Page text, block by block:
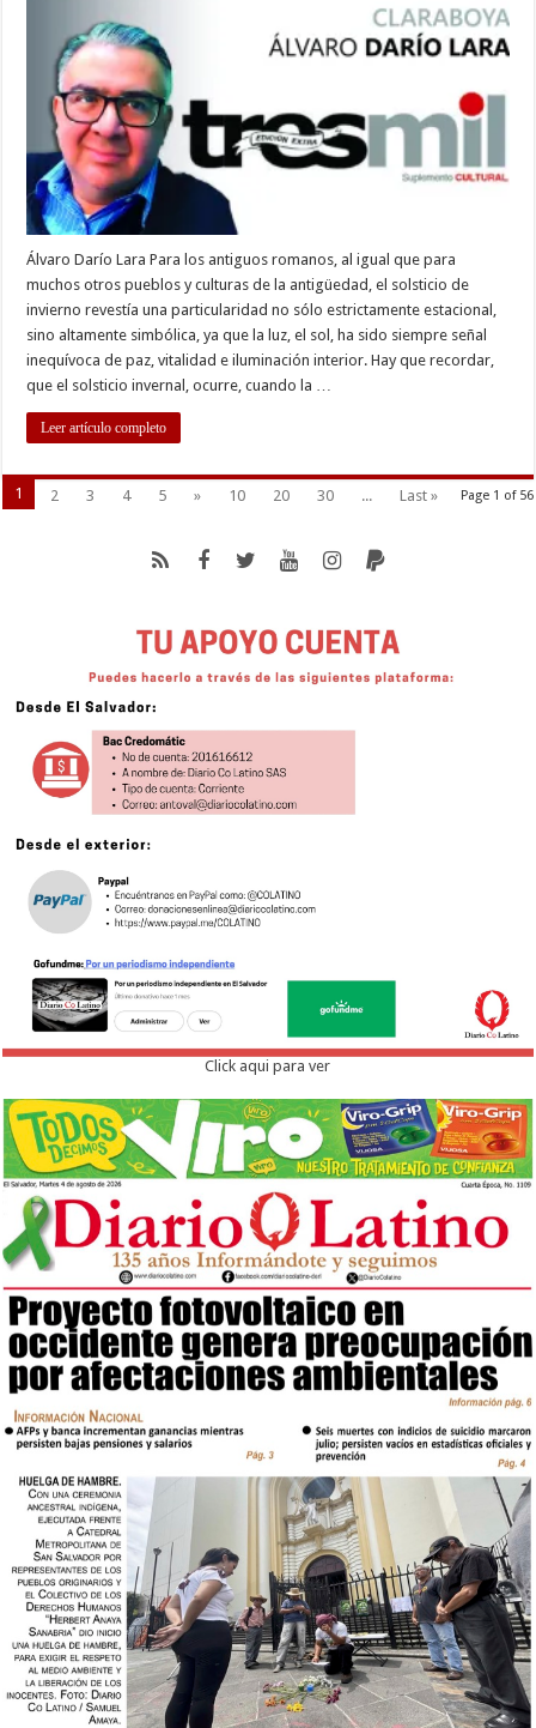
Álvaro Darío Lara Para los antiguos romanos, al igual que para
muchos otros pueblos y culturas de la antigüedad, el solsticio de
invierno revestía una particularidad no sólo estrictamente estacional,
sino altamente simbólica, ya que la luz, el sol, ha sido siempre señal
inequívoca de paz, vitalidad e iluminación interior. Hay que recordar,
que el solsticio invernal, ocurre, cuando la …
Leer artículo completo
Page 1 of 56
1 2 3 4 5 » 10 20 30 ... Last »
Click aqui para ver